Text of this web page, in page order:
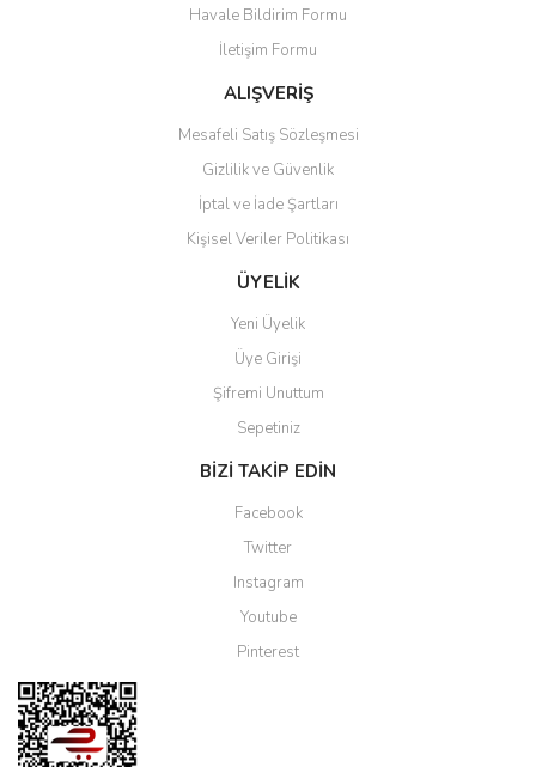
Havale Bildirim Formu
İletişim Formu
ALIŞVERİŞ
Mesafeli Satış Sözleşmesi
Gizlilik ve Güvenlik
İptal ve İade Şartları
Kişisel Veriler Politikası
ÜYELİK
Yeni Üyelik
Üye Girişi
Şifremi Unuttum
Sepetiniz
BİZİ TAKİP EDİN
Facebook
Twitter
Instagram
Youtube
Pinterest